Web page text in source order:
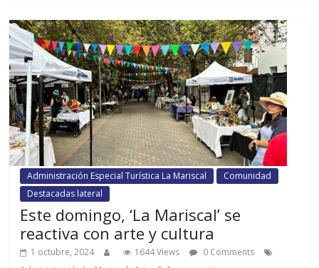
Administración Especial Turística La Mariscal
Comunidad
Destacadas lateral
Este domingo, ‘La Mariscal’ se
reactiva con arte y cultura
1 octubre, 2024 1644 Views
0 Comments